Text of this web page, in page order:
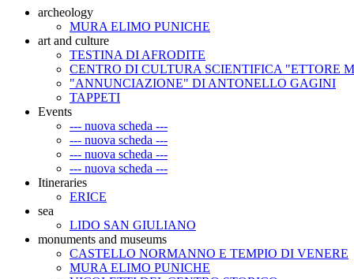
archeology
MURA ELIMO PUNICHE
art and culture
TESTINA DI AFRODITE
CENTRO DI CULTURA SCIENTIFICA "ETTORE
"ANNUNCIAZIONE" DI ANTONELLO GAGINI
TAPPETI
Events
--- nuova scheda ---
--- nuova scheda ---
--- nuova scheda ---
--- nuova scheda ---
Itineraries
ERICE
sea
LIDO SAN GIULIANO
monuments and museums
CASTELLO NORMANNO E TEMPIO DI VENERE
MURA ELIMO PUNICHE